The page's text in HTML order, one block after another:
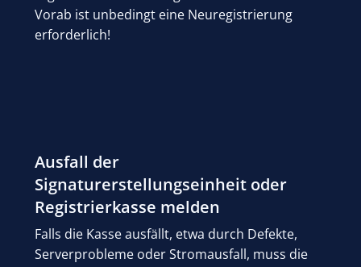
Vorab ist unbedingt eine Neuregistrierung
erforderlich!
Ausfall der
Signaturerstellungseinheit oder
Registrierkasse melden
Falls die Kasse ausfällt, etwa durch Defekte,
Serverprobleme oder Stromausfall, muss die